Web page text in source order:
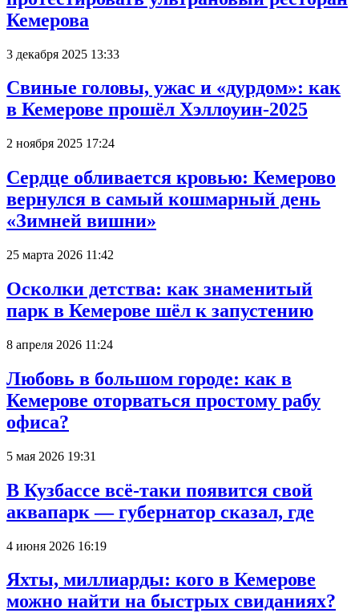
Кемерова
3 декабря 2025 13:33
Свиные головы, ужас и «дурдом»: как
в Кемерове прошёл Хэллоуин-2025
2 ноября 2025 17:24
Сердце обливается кровью: Кемерово
вернулся в самый кошмарный день
«Зимней вишни»
25 марта 2026 11:42
Осколки детства: как знаменитый
парк в Кемерове шёл к запустению
8 апреля 2026 11:24
Любовь в большом городе: как в
Кемерове оторваться простому рабу
офиса?
5 мая 2026 19:31
В Кузбассе всё-таки появится свой
аквапарк — губернатор сказал, где
4 июня 2026 16:19
Яхты, миллиарды: кого в Кемерове
можно найти на быстрых свиданиях?